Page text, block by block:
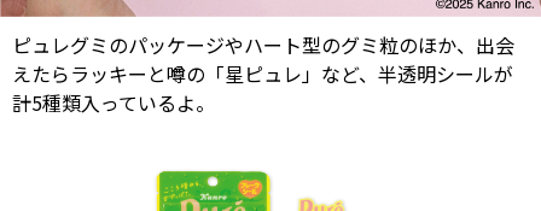
ピュレグミのパッケージやハート型のグミ粒のほか、出会
えたらラッキーと噂の「星ピュレ」など、半透明シールが
計5種類入っているよ。